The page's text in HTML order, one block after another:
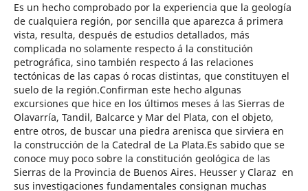
Es un hecho comprobado por la experiencia que la geología
de cualquiera región, por sencilla que aparezca á primera
vista, resulta, después de estudios detallados, más
complicada no solamente respecto á la constitución
petrográfica, sino también respecto á las relaciones
tectónicas de las capas ó rocas distintas, que constituyen el
suelo de la región.Confirman este hecho algunas
excursiones que hice en los últimos meses á las Sierras de
Olavarría, Tandil, Balcarce y Mar del Plata, con el objeto,
entre otros, de buscar una piedra arenisca que sirviera en
la construcción de la Catedral de La Plata.Es sabido que se
conoce muy poco sobre la constitución geológica de las
Sierras de la Provincia de Buenos Aires. Heusser y Claraz en
sus investigaciones fundamentales consignan muchas